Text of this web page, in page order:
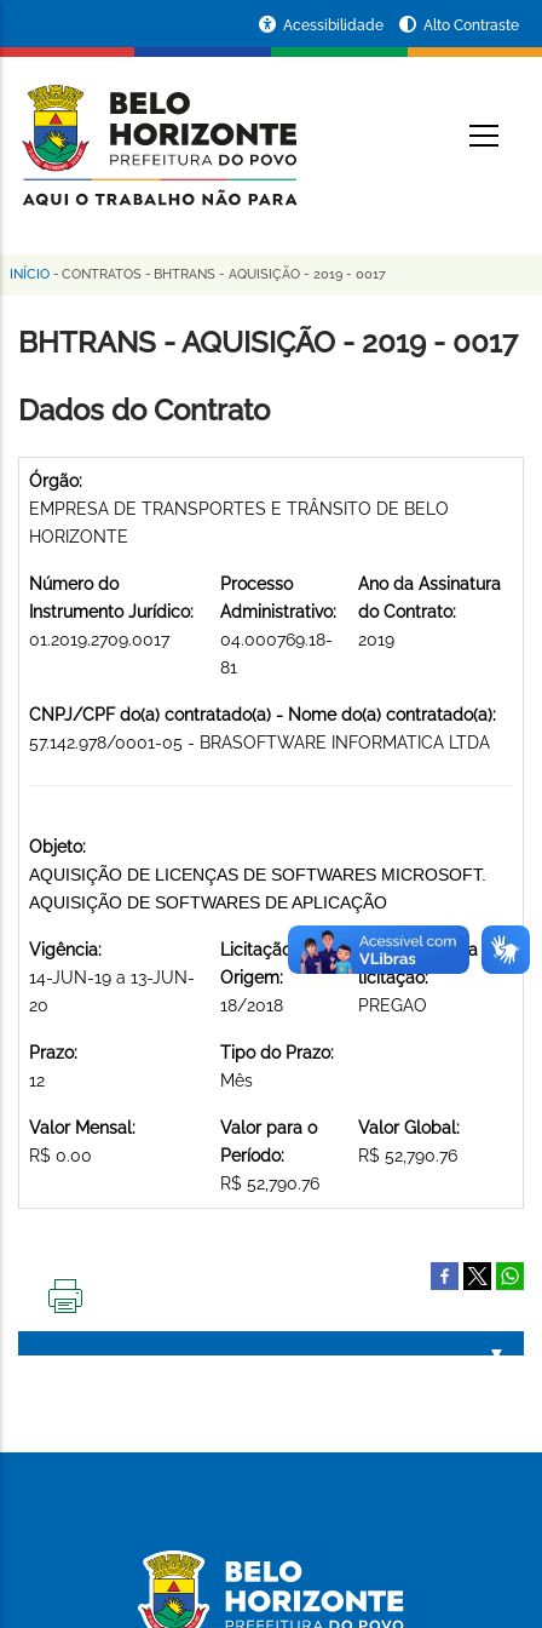
conteúdo
principal
da
Prefeitura
de
Horizonte
Acessibilidade Alto Contraste
Trilha
de
INÍCIO - CONTRATOS - BHTRANS - AQUISIÇÃO - 2019 - 0017
BHTRANS - AQUISIÇÃO - 2019 - 0017
Dados do Contrato
Órgão:
EMPRESA DE TRANSPORTES E TRÂNSITO DE BELO
HORIZONTE
Número do
Instrumento Jurídico:
01.2019.2709.0017
Processo
Administrativo:
04.000769.18-
81
Ano da Assinatura
do Contrato:
2019
CNPJ/CPF do(a) contratado(a) - Nome do(a) contratado(a):
57.142.978/0001-05 - BRASOFTWARE INFORMATICA LTDA
Objeto:
AQUISIÇÃO DE LICENÇAS DE SOFTWARES MICROSOFT.
AQUISIÇÃO DE SOFTWARES DE APLICAÇÃO
Vigência:
14-JUN-19 a 13-JUN-
20
Licitação de
Origem:
18/2018
Modalidade da
licitação:
PREGAO
Prazo:
12
Tipo do Prazo:
Mês
Valor Mensal:
R$ 0.00
Valor para o
Período:
R$ 52,790.76
Valor Global:
R$ 52,790.76
PÁGINA